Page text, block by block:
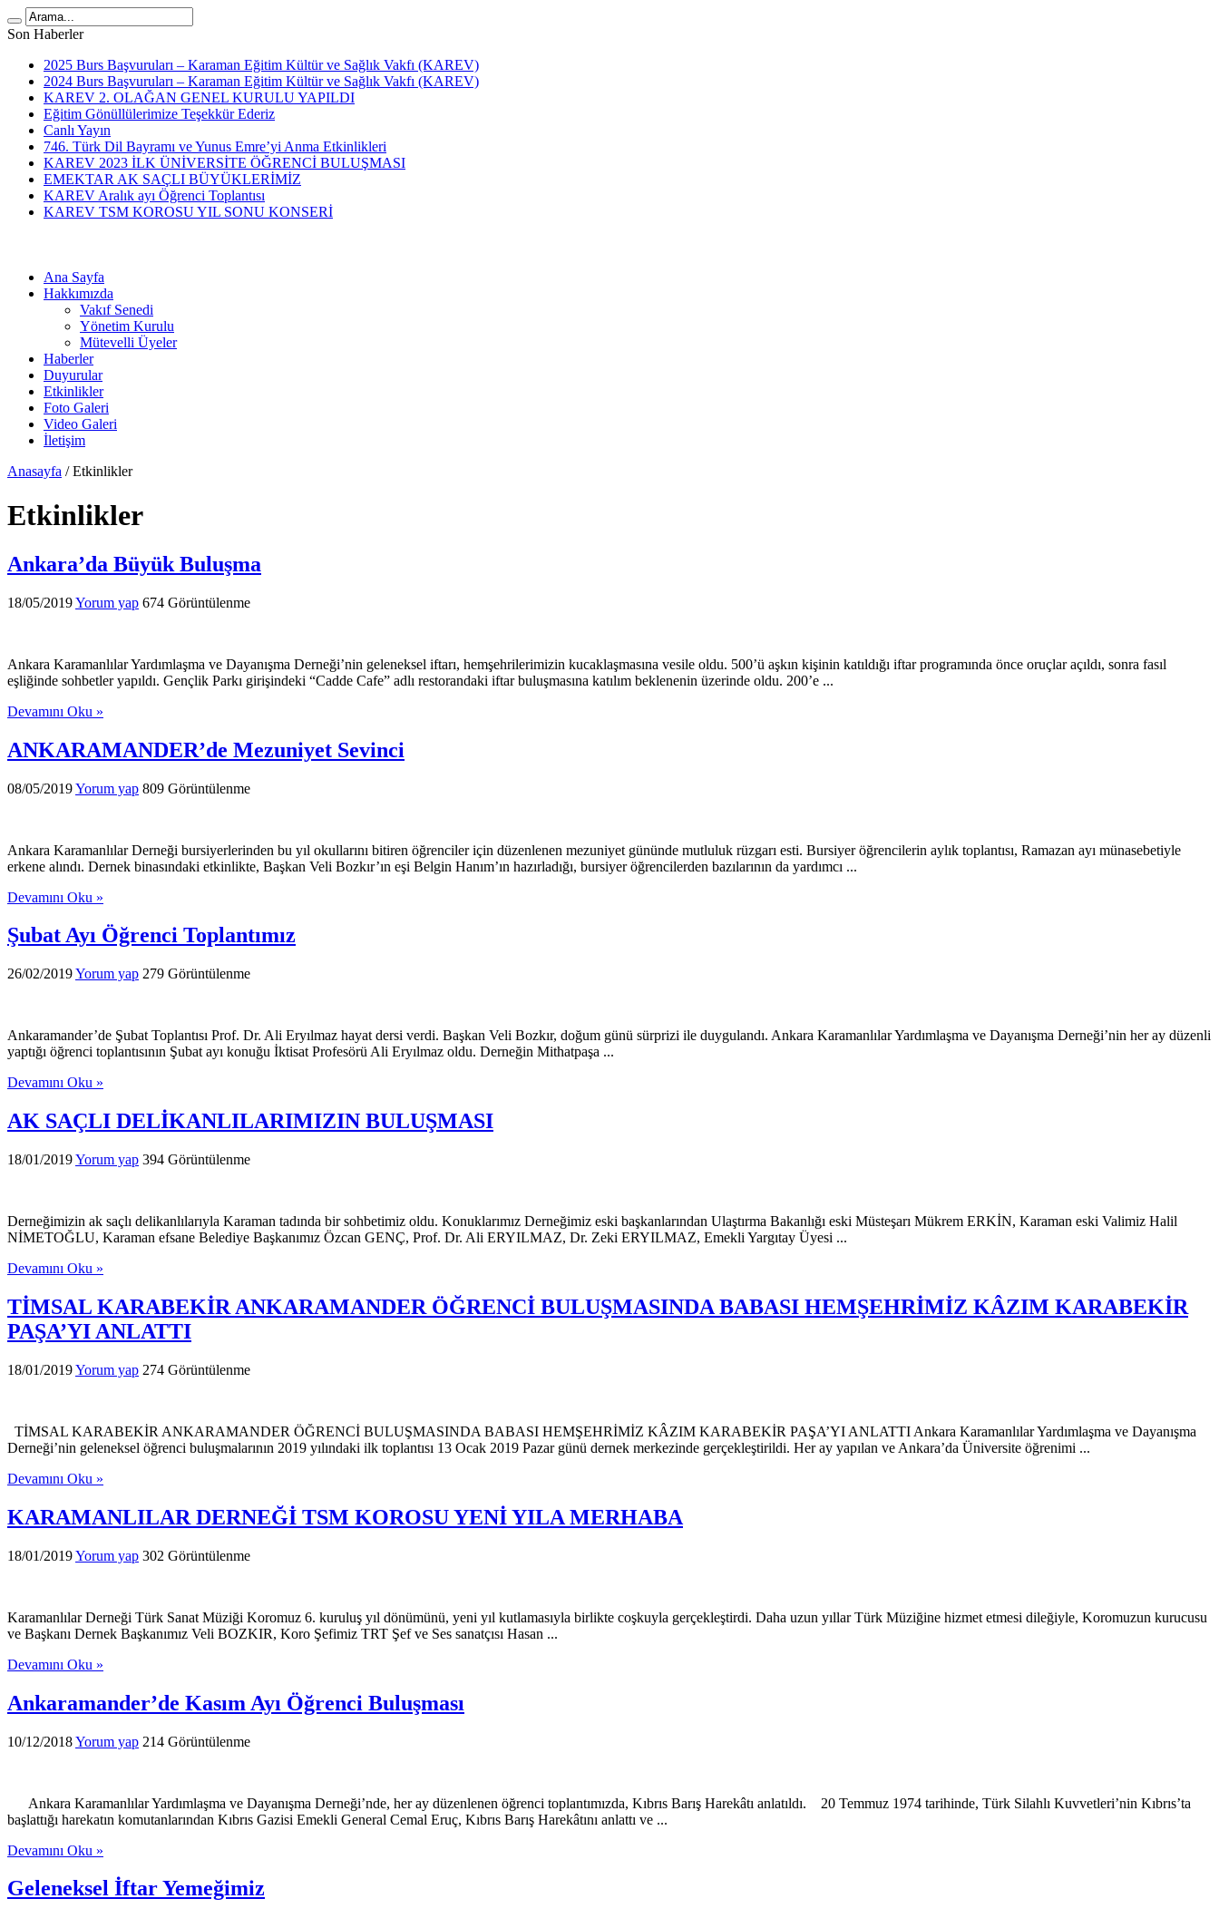
Son Haberler
2025 Burs Başvuruları – Karaman Eğitim Kültür ve Sağlık Vakfı (KAREV)
2024 Burs Başvuruları – Karaman Eğitim Kültür ve Sağlık Vakfı (KAREV)
KAREV 2. OLAĞAN GENEL KURULU YAPILDI
Eğitim Gönüllülerimize Teşekkür Ederiz
Canlı Yayın
746. Türk Dil Bayramı ve Yunus Emre’yi Anma Etkinlikleri
KAREV 2023 İLK ÜNİVERSİTE ÖĞRENCİ BULUŞMASI
EMEKTAR AK SAÇLI BÜYÜKLERİMİZ
KAREV Aralık ayı Öğrenci Toplantısı
KAREV TSM KOROSU YIL SONU KONSERİ
Ana Sayfa
Hakkımızda
Vakıf Senedi
Yönetim Kurulu
Mütevelli Üyeler
Haberler
Duyurular
Etkinlikler
Foto Galeri
Video Galeri
İletişim
Anasayfa / Etkinlikler
Etkinlikler
Ankara’da Büyük Buluşma
18/05/2019Yorum yap 674 Görüntülenme
Ankara Karamanlılar Yardımlaşma ve Dayanışma Derneği’nin geleneksel iftarı, hemşehrilerimizin kucaklaşmasına vesile oldu. 500’ü aşkın kişinin katıldığı iftar programında önce oruçlar açıldı, sonra fasıl
eşliğinde sohbetler yapıldı. Gençlik Parkı girişindeki “Cadde Cafe” adlı restorandaki iftar buluşmasına katılım beklenenin üzerinde oldu. 200’e ...
Devamını Oku »
ANKARAMANDER’de Mezuniyet Sevinci
08/05/2019Yorum yap 809 Görüntülenme
Ankara Karamanlılar Derneği bursiyerlerinden bu yıl okullarını bitiren öğrenciler için düzenlenen mezuniyet gününde mutluluk rüzgarı esti. Bursiyer öğrencilerin aylık toplantısı, Ramazan ayı münasebetiyle
erkene alındı. Dernek binasındaki etkinlikte, Başkan Veli Bozkır’ın eşi Belgin Hanım’ın hazırladığı, bursiyer öğrencilerden bazılarının da yardımcı ...
Devamını Oku »
Şubat Ayı Öğrenci Toplantımız
26/02/2019Yorum yap 279 Görüntülenme
Ankaramander’de Şubat Toplantısı Prof. Dr. Ali Eryılmaz hayat dersi verdi. Başkan Veli Bozkır, doğum günü sürprizi ile duygulandı. Ankara Karamanlılar Yardımlaşma ve Dayanışma Derneği’nin her ay düzenli
yaptığı öğrenci toplantısının Şubat ayı konuğu İktisat Profesörü Ali Eryılmaz oldu. Derneğin Mithatpaşa ...
Devamını Oku »
AK SAÇLI DELİKANLILARIMIZIN BULUŞMASI
18/01/2019Yorum yap 394 Görüntülenme
Derneğimizin ak saçlı delikanlılarıyla Karaman tadında bir sohbetimiz oldu. Konuklarımız Derneğimiz eski başkanlarından Ulaştırma Bakanlığı eski Müsteşarı Mükrem ERKİN, Karaman eski Valimiz Halil
NİMETOĞLU, Karaman efsane Belediye Başkanımız Özcan GENÇ, Prof. Dr. Ali ERYILMAZ, Dr. Zeki ERYILMAZ, Emekli Yargıtay Üyesi ...
Devamını Oku »
TİMSAL KARABEKİR ANKARAMANDER ÖĞRENCİ BULUŞMASINDA BABASI HEMŞEHRİMİZ KÂZIM KARABEKİR
PAŞA’YI ANLATTI
18/01/2019Yorum yap 274 Görüntülenme
TİMSAL KARABEKİR ANKARAMANDER ÖĞRENCİ BULUŞMASINDA BABASI HEMŞEHRİMİZ KÂZIM KARABEKİR PAŞA’YI ANLATTI Ankara Karamanlılar Yardımlaşma ve Dayanışma
Derneği’nin geleneksel öğrenci buluşmalarının 2019 yılındaki ilk toplantısı 13 Ocak 2019 Pazar günü dernek merkezinde gerçekleştirildi. Her ay yapılan ve Ankara’da Üniversite öğrenimi ...
Devamını Oku »
KARAMANLILAR DERNEĞİ TSM KOROSU YENİ YILA MERHABA
18/01/2019Yorum yap 302 Görüntülenme
Karamanlılar Derneği Türk Sanat Müziği Koromuz 6. kuruluş yıl dönümünü, yeni yıl kutlamasıyla birlikte coşkuyla gerçekleştirdi. Daha uzun yıllar Türk Müziğine hizmet etmesi dileğiyle, Koromuzun kurucusu
ve Başkanı Dernek Başkanımız Veli BOZKIR, Koro Şefimiz TRT Şef ve Ses sanatçısı Hasan ...
Devamını Oku »
Ankaramander’de Kasım Ayı Öğrenci Buluşması
10/12/2018Yorum yap 214 Görüntülenme
Ankara Karamanlılar Yardımlaşma ve Dayanışma Derneği’nde, her ay düzenlenen öğrenci toplantımızda, Kıbrıs Barış Harekâtı anlatıldı. 20 Temmuz 1974 tarihinde, Türk Silahlı Kuvvetleri’nin Kıbrıs’ta
başlattığı harekatın komutanlarından Kıbrıs Gazisi Emekli General Cemal Eruç, Kıbrıs Barış Harekâtını anlattı ve ...
Devamını Oku »
Geleneksel İftar Yemeğimiz